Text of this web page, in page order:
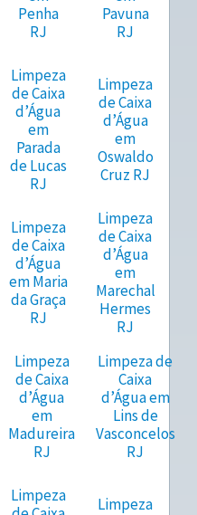
Penha
RJ
Pavuna
RJ
Limpeza
de Caixa
d’Água
em
Parada
de Lucas
RJ
Limpeza
de Caixa
d’Água
em
Oswaldo
Cruz RJ
Limpeza
de Caixa
d’Água
em Maria
da Graça
RJ
Limpeza
de Caixa
d’Água
em
Marechal
Hermes
RJ
Limpeza
de Caixa
d’Água
em
Madureira
RJ
Limpeza de
Caixa
d’Água em
Lins de
Vasconcelos
RJ
Limpeza
Limpeza